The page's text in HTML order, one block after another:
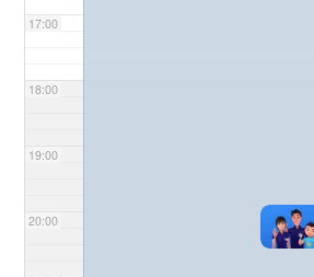
17:00
18:00
19:00
20:00